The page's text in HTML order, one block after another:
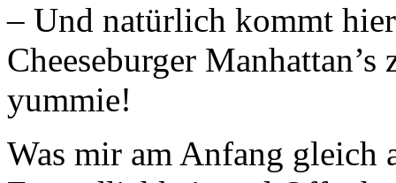
– Und natürlich kommt
Cheeseburger
yummie!
Was mir am Anfang gleich